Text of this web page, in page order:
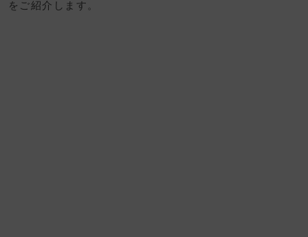
をご紹介します。